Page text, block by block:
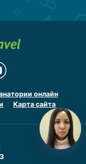
онлайн
Карта сайта